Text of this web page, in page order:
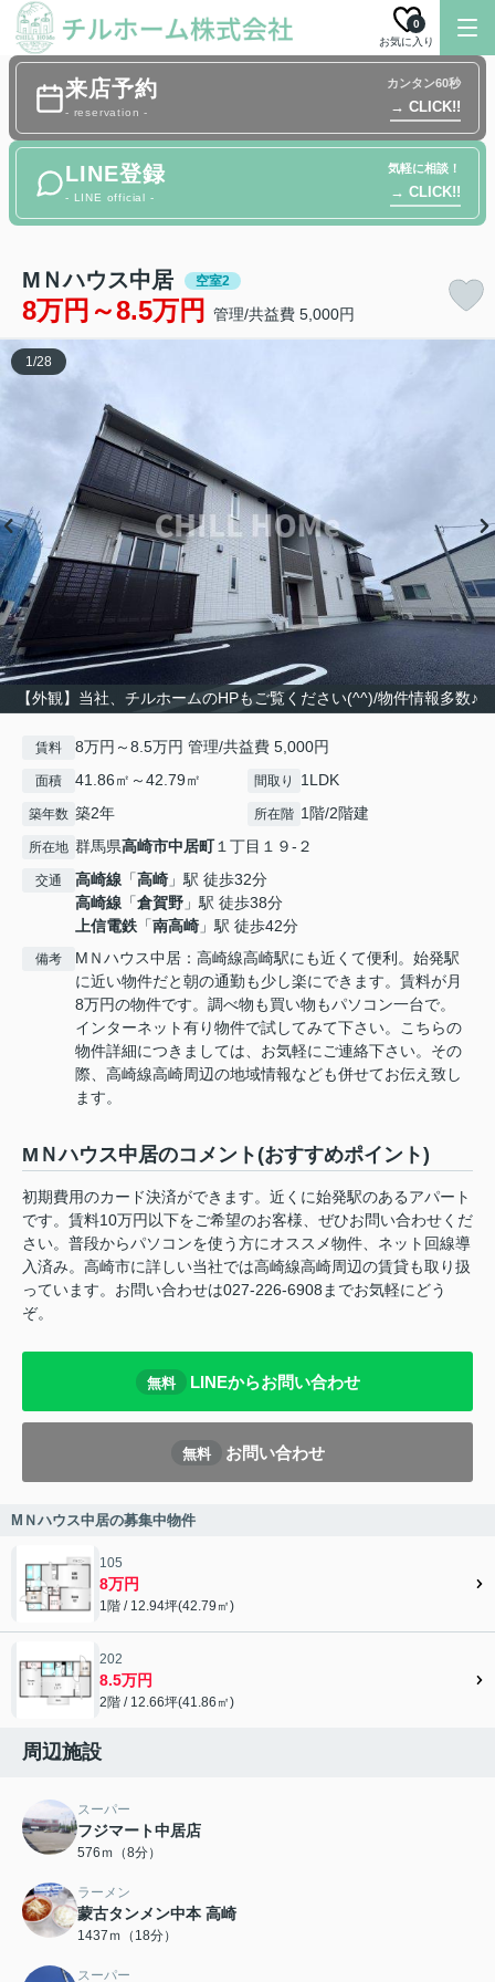
お気に入り
0
来店予約
- reservation -
カンタン60秒
→ CLICK!!
LINE登録
- LINE official -
気軽に相談！
→ CLICK!!
МＮハウス中居 空室2
8万円～8.5万円 管理/共益費 5,000円
【外観】当社、チルホームのHPもご覧ください(^^)/物件情報多数♪
1/28
賃料 8万円～8.5万円 管理/共益費 5,000円
面積 41.86㎡～42.79㎡ 間取り 1LDK
築年数 築2年 所在階 1階/2階建
所在地 群馬県高崎市中居町１丁目１９-２
交通 高崎線 「高崎 」駅 徒歩32分
高崎線 「倉賀野 」駅 徒歩38分
上信電鉄 「南高崎 」駅 徒歩42分
備考
МＮハウス中居：高崎線高崎駅にも近くて便利。始発駅
に近い物件だと朝の通勤も少し楽にできます。賃料が月
8万円の物件です。調べ物も買い物もパソコン一台で。
インターネット有り物件で試してみて下さい。こちらの
物件詳細につきましては、お気軽にご連絡下さい。その
際、高崎線高崎周辺の地域情報なども併せてお伝え致し
ます。
МＮハウス中居のコメント(おすすめポイント)
初期費用のカード決済ができます。近くに始発駅のあるアパート
です。賃料10万円以下をご希望のお客様、ぜひお問い合わせくだ
さい。普段からパソコンを使う方にオススメ物件、ネット回線導
入済み。高崎市に詳しい当社では高崎線高崎周辺の賃貸も取り扱
っています。お問い合わせは027-226-6908までお気軽にどう
ぞ。
無料 LINEからお問い合わせ
無料 お問い合わせ
МＮハウス中居の募集中物件
105
8万円
1階 / 12.94坪(42.79㎡)
202
8.5万円
2階 / 12.66坪(41.86㎡)
周辺施設
スーパー
フジマート中居店
576ｍ（8分）
ラーメン
蒙古タンメン中本 高崎
1437ｍ（18分）
スーパー